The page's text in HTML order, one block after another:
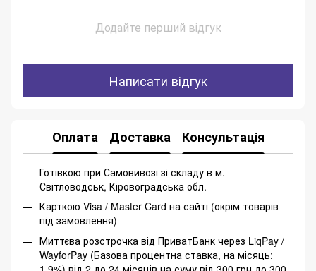
Додайте перший відгук
Написати відгук
Оплата Доставка Консультація
Готівкою при Самовивозі зі складу в м.
Світловодськ, Кіровоградська обл.
Карткою Visa / Master Card на сайті (окрім товарів
під замовлення)
Миттєва розстрочка від ПриватБанк через LiqPay /
WayforPay (Базова процентна ставка, на місяць: